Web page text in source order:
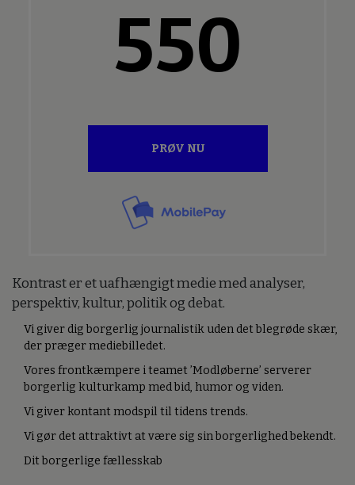
550
PRØV NU
Kontrast er et uafhængigt medie med analyser,
perspektiv, kultur, politik og debat.
Vi giver dig borgerlig journalistik uden det blegrøde skær,
der præger mediebilledet.
Vores frontkæmpere i teamet ’Modløberne’ serverer
borgerlig kulturkamp med bid, humor og viden.
Vi giver kontant modspil til tidens trends.
Vi gør det attraktivt at være sig sin borgerlighed bekendt.
Dit borgerlige fællesskab